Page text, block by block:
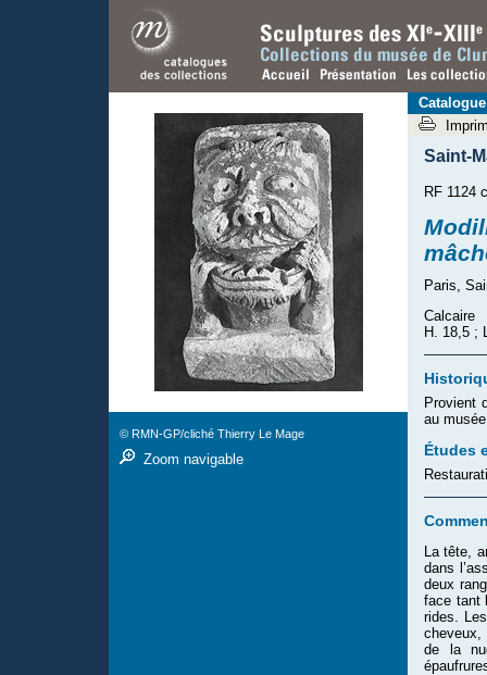
Saint-
RF 1124
Paris,
Calcaire
H. 18,5 ;
Provient
au
Études
La tête,
dans
deux
face tant
rides.
cheveux,
de la
© RMN-GP/cliché Thierry Le Mage
Zoom navigable
Catalogue